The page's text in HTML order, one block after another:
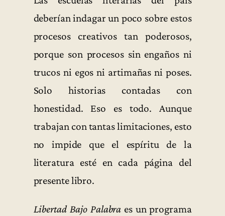
deberían indagar un poco sobre estos
procesos creativos tan poderosos,
porque son procesos sin engaños ni
trucos ni egos ni artimañas ni poses.
Solo historias contadas con
honestidad. Eso es todo. Aunque
trabajan con tantas limitaciones, esto
no impide que el espíritu de la
literatura esté en cada página del
presente libro.
Libertad Bajo Palabra es un programa